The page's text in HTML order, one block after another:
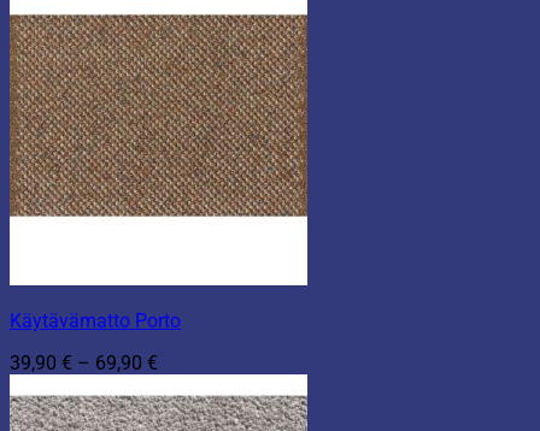
Käytävämatto Porto
39,90 € – 69,90 €
-